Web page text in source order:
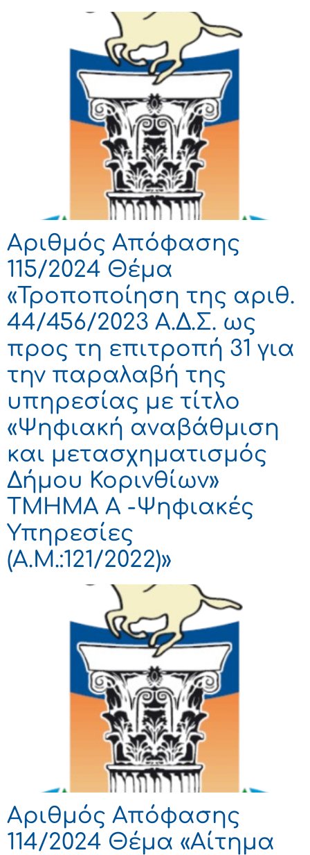
Αριθμός Απόφασης
115/2024 Θέμα
«Τροποποίηση της αριθ.
44/456/2023 Α.Δ.Σ. ως
προς τη επιτροπή 31 για
την παραλαβή της
υπηρεσίας με τίτλο
«Ψηφιακή αναβάθμιση
και μετασχηματισμός
Δήμου Κορινθίων»
ΤΜΗΜΑ Α -Ψηφιακές
Υπηρεσίες
(Α.Μ.:121/2022)»
Αριθμός Απόφασης
114/2024 Θέμα «Αίτημα